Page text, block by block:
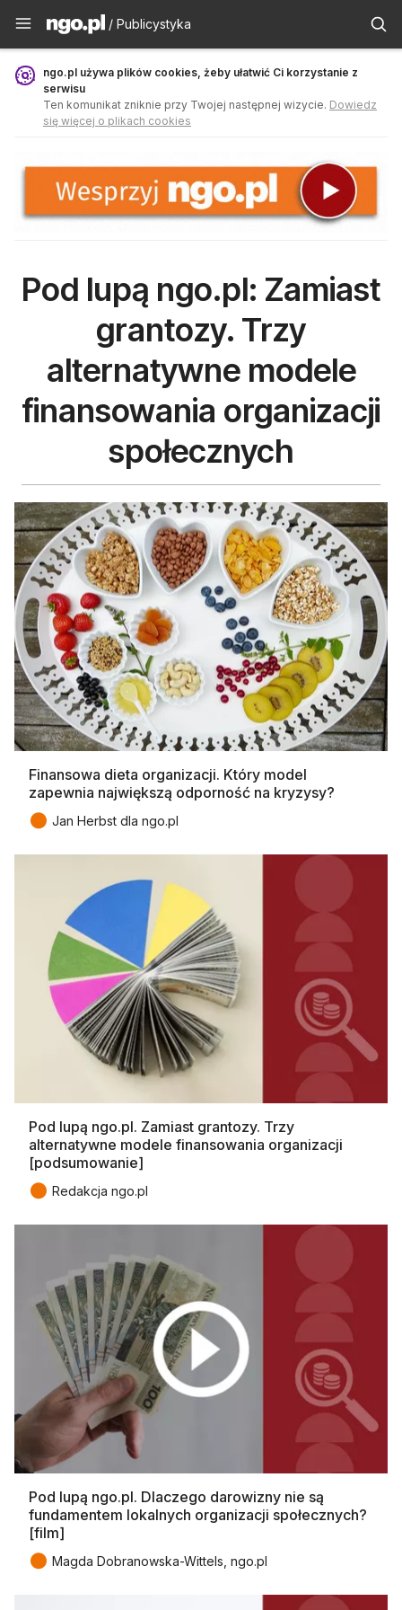
Publicystyka - ngo.pl
/ Publicystyka
ngo.pl używa plików cookies, żeby ułatwić Ci korzystanie z
serwisu
Ten komunikat zniknie przy Twojej następnej wizycie. Dowiedz
się więcej o plikach cookies
Pod lupą ngo.pl: Zamiast
grantozy. Trzy
alternatywne modele
finansowania organizacji
społecznych
Finansowa dieta organizacji. Który model
zapewnia największą odporność na kryzysy?
● Jan Herbst dla ngo.pl
Pod lupą ngo.pl. Zamiast grantozy. Trzy
alternatywne modele finansowania organizacji
[podsumowanie]
● Redakcja ngo.pl
Pod lupą ngo.pl. Dlaczego darowizny nie są
fundamentem lokalnych organizacji społecznych?
[film]
● Magda Dobranowska-Wittels, ngo.pl